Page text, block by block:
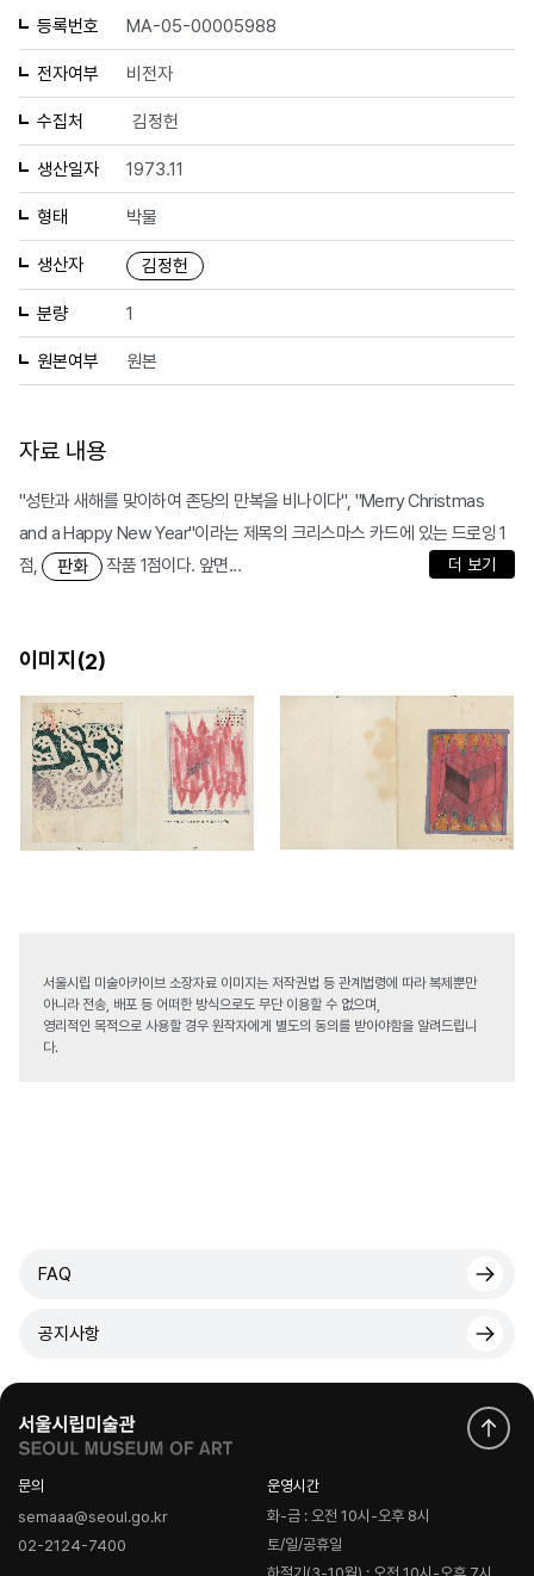
등록번호 MA-05-00005988
전자여부 비전자
수집처 김정헌
생산일자 1973.11
형태 박물
생산자 김정헌
분량 1
원본여부 원본
자료 내용
"성탄과 새해를 맞이하여 존당의 만복을 비나이다", "Merry Christmas
and a Happy New Year"이라는 제목의 크리스마스 카드에 있는 드로잉 1
점,
판화 작품 1점이다. 앞면... 더 보기
이미지(2)
서울시립 미술아카이브 소장자료 이미지는 저작권법 등 관계법령에 따라 복제뿐만
아니라 전송, 배포 등 어떠한 방식으로도 무단 이용할 수 없으며,
영리적인 목적으로 사용할 경우 원작자에게 별도의 동의를 받아야함을 알려드립니
다.
FAQ
공지사항
문의
semaaa@seoul.go.kr
02-2124-7400
운영시간
화-금 : 오전 10시-오후 8시
토/일/공휴일